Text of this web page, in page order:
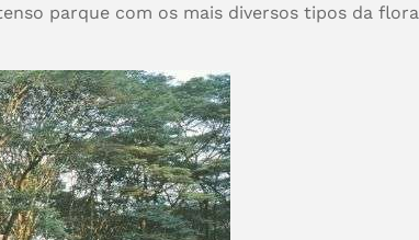
parque com os mais diversos tipos da